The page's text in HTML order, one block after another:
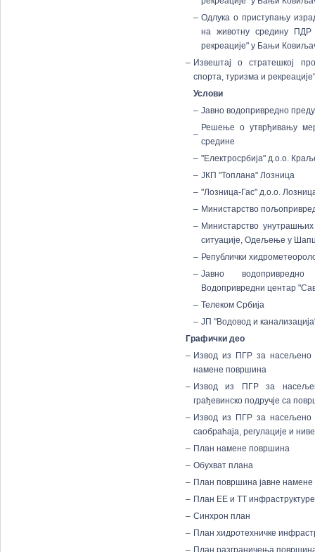
– Одлука о приступању
на животну средину ПДР
рекреације" у Бањи
– Извештај о стратешкој
спорта, туризма и
Услови
– Јавно водопривредно
–
Решење о утврђивању
средине
– "Електросрбија" д.о.о.
– ЈКП "Топлана" Лозница
– "Лозница-Гас" д.о.о.
– Министарство
– Министарство
ситуације, Одељење у
– Републички
– Јавно водопривредно
Водопривредни центар
– Телеком Србија
– ЈП "Водовод и
Графички део
– Извод из ПГР за
намене површина
– Извод из ПГР за
грађевинско подручје са
– Извод из ПГР за
саобраћаја, регулације и
– План намене површина
– Обухват плана
– План површина јавне намене
– План ЕЕ и ТТ инфраструктуре
– Синхрон план
– План хидротехничке
– План разграничења